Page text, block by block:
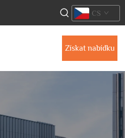
Získat nabídku
CS